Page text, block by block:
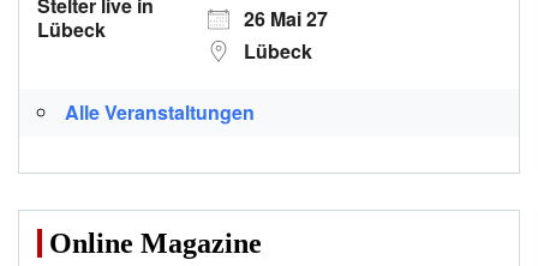
26 Mai 27
Lübeck
Alle Veranstaltungen
Online Magazine